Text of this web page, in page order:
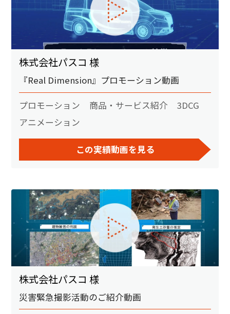
株式会社パスコ 様
『Real Dimension』プロモーション動画
プロモーション 商品・サービス紹介
3DCG
アニメーション
この実績動画を見る
株式会社パスコ 様
災害緊急撮影活動のご紹介動画